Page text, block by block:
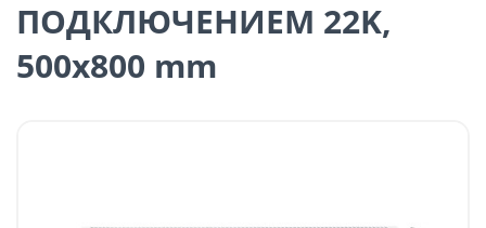
ПОДКЛЮЧЕНИЕМ 22K,
500x800 mm